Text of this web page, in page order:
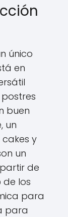
único
en
buen
un
y
un
de
de los
para
para